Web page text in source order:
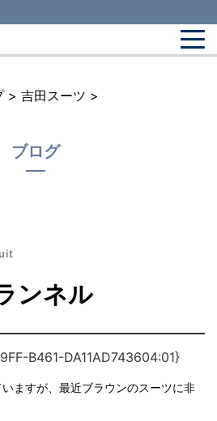
> 吉田スーツ >
ブログ
ンネル
ますが、最近ブラウンのスーツに非